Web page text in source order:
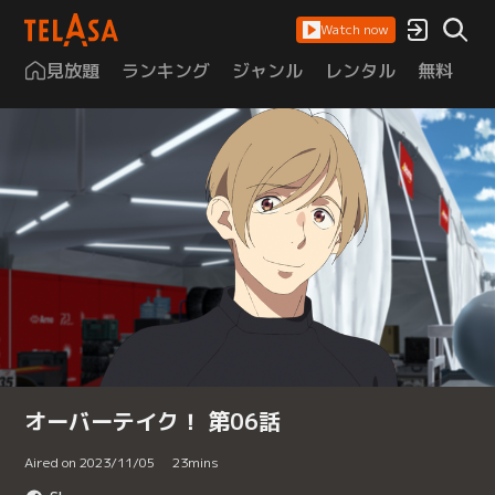
Watch now
見放題 ランキング ジャンル レンタル 無料
オーバーテイク！ 第06話
Aired on 2023/11/05 23mins